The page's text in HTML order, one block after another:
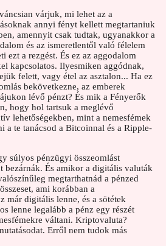
várjuk, mi lehet az a
annyi fényt kellett megtartaniuk
amennyit csak tudtak, ugyanakkor a
és az ismeretlentől való félelem
ezt a rezgést. És ez az aggodalom
kapcsolatos. Ilyesmiken aggódnak,
felett, vagy étel az asztalon... Ha ez
bekövetkezne, az emberek
lévő pénzt? És mik a Fényerők
hogy hol tartsuk a meglévő
lehetőségekben, mint a nemesfémek
a te tanácsod a Bitcoinnal és a Ripple-
súlyos pénzügyi összeomlást
bezárnák. És amikor a digitális valuták
megtarthatnád a pénzed
ami korábban a
már digitális lenne, és a sötétek
lenne legalább a pénz egy részét
váltani. Kriptovaluta?
Erről nem tudok más